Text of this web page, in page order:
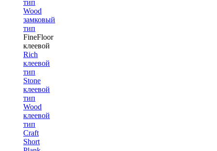
тип
Wood
замковый
тип
FineFloor
клеевой
Rich
клеевой
тип
Stone
клеевой
тип
Wood
клеевой
тип
Craft
Short